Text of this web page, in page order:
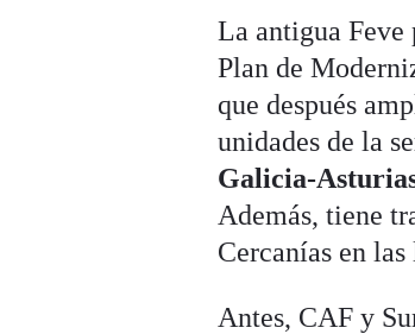
La antigua Feve
Plan de
que después
unidades de la
Galicia-
Además, tiene
Cercanías en
Antes, CAF y